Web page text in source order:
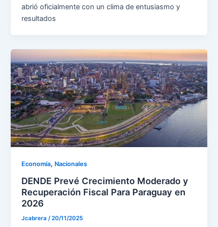
abrió oficialmente con un clima de entusiasmo y
resultados
Economía, Nacionales
DENDE Prevé Crecimiento Moderado y
Recuperación Fiscal Para Paraguay en
2026
Jcabrera/20/11/2025